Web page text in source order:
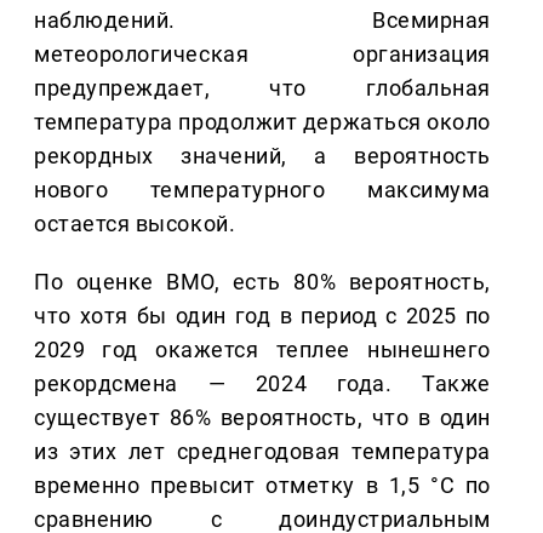
наблюдений. Всемирная
метеорологическая организация
предупреждает, что глобальная
температура продолжит держаться около
рекордных значений, а вероятность
нового температурного максимума
остается высокой.
По оценке ВМО, есть 80% вероятность,
что хотя бы один год в период с 2025 по
2029 год окажется теплее нынешнего
рекордсмена — 2024 года. Также
существует 86% вероятность, что в один
из этих лет среднегодовая температура
временно превысит отметку в 1,5 °C по
сравнению с доиндустриальным